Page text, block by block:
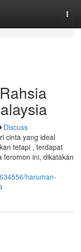
Discuss
cinta yang ideal
tetapi , terdapat
feromon ini, dikatakan
haruman-